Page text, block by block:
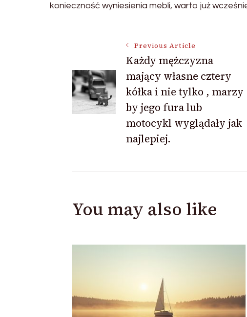
konieczność wyniesienia mebli, warto już
Navigation
Previous Article
Każdy mężczyzna
mający własne cztery
kółka i nie tylko , marzy
by jego fura lub
motocykl wyglądały jak
najlepiej.
You may also like